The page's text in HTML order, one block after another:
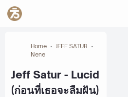
Home
JEFF SATUR
Nene
Jeff Satur - Lucid
(ก่อนที่เธอจะลืมฝัน)